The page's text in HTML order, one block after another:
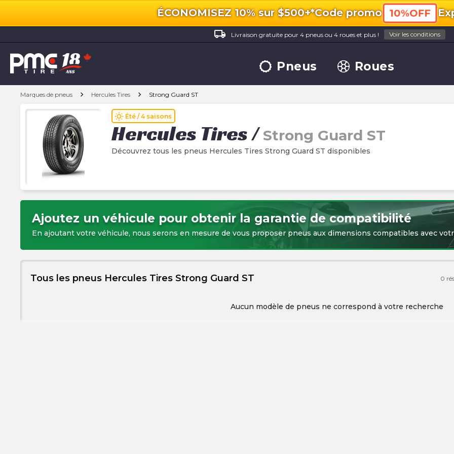
ÉCONOMISEZ 10% sur $500+*Code promo 10%OFF
local_shipping
Livraison gratuite pour 4 pneus ou 4 roues et plus ! Voir les conditions
Pneus Roues
Marques de pneus chevron_right Hercules Tires chevron_right Strong Guard ST
wb_sunny Été / 4 saisons
Hercules Tires/Strong Guard ST
Découvrez tous les pneus Hercules Tires Strong Guard ST disponibles
Ajoutez un véhicule pour obtenir la garantie de compatibilité
En ajoutant votre véhicule, nous serons en mesure de vous proposer pneus aux dimensions compatibles avec
Tous les pneus Hercules Tires Strong Guard ST 0
Aucun modèle de pneus ne correspond à votre recherche